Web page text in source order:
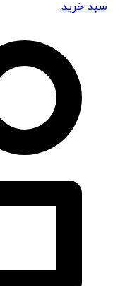
سبد خرید